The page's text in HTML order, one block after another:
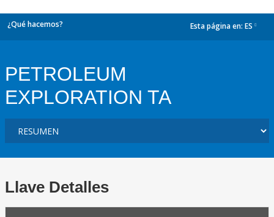
¿Qué hacemos? Esta página en: ES
PETROLEUM
EXPLORATION TA
Llave Detalles